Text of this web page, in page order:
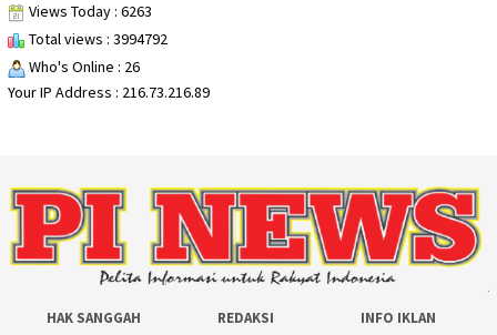
Views Today : 6263
Total views : 3994792
Who's Online : 26
Your IP Address : 216.73.216.89
HAK SANGGAH REDAKSI INFO IKLAN